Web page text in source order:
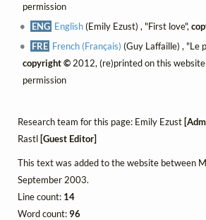
permission
ENG English(Emily Ezust) , "First love",
FRE French (Français) (Guy Laffaille) , "Le
copyright ©2012, (re)printed on this
permission
Research team for this page: Emily Ezust
Rastl[Guest Editor]
This text was added to the website between
September 2003.
Line count: 14
Word count:96